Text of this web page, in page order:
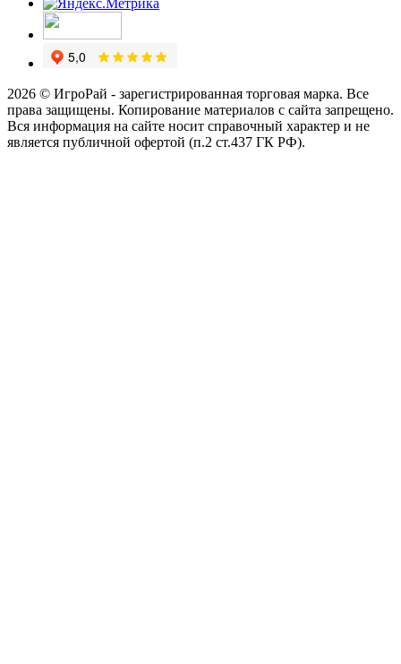
2026 © ИгроРай - зарегистрированная торговая марка. Все
права защищены. Копирование материалов с сайта запрещено.
Вся информация на сайте носит справочный характер и не
является публичной офертой (п.2 ст.437 ГК РФ).